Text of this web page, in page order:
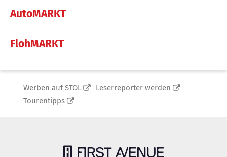
AutoMARKT
FlohMARKT
Werben auf STOL
Leserreporter werden
Tourentipps